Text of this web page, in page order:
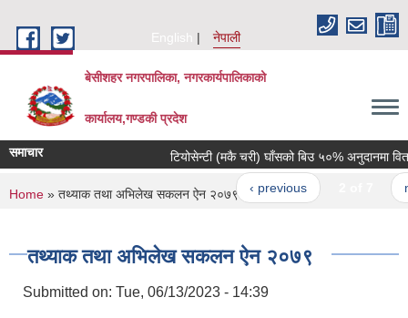
English
नेपाली
बेसीशहर नगरपालिका, नगरकार्यपालिकाको
कार्यालय,गण्डकी प्रदेश
समाचार टियोसेन्टी (मकै चरी) घाँसको बिउ ५०% अनुदानमा
‹ previous
You are here
Home » तथ्याक तथा अभिलेख सकलन ऐन २०७९
तथ्याक तथा अभिलेख सकलन ऐन २०७९
Submitted on: Tue, 06/13/2023 - 14:39